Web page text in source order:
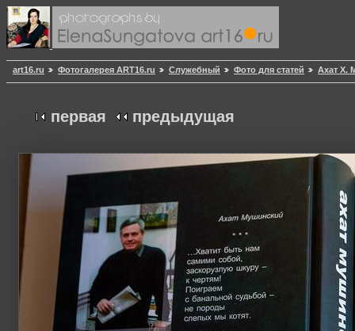
art16.ru Фотогалерея ART16.ru Служебный Фото для статей Ахат Х.
первая предыдущая